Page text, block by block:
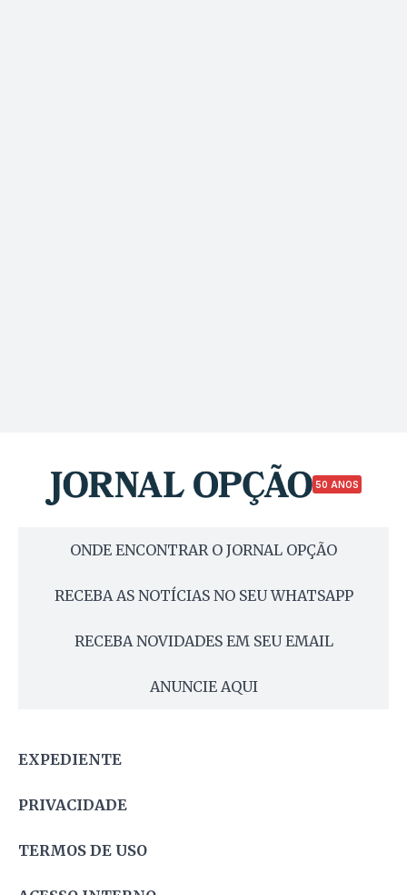
50 ANOS
ONDE ENCONTRAR O JORNAL OPÇÃO
RECEBA AS NOTÍCIAS NO SEU WHATSAPP
RECEBA NOVIDADES EM SEU EMAIL
ANUNCIE AQUI
EXPEDIENTE
PRIVACIDADE
TERMOS DE USO